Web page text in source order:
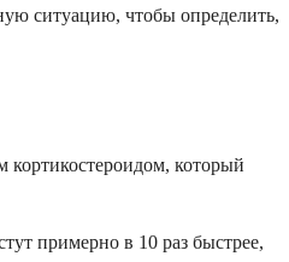
ситуацию, чтобы определить,
кортикостероидом, который
примерно в 10 раз быстрее,